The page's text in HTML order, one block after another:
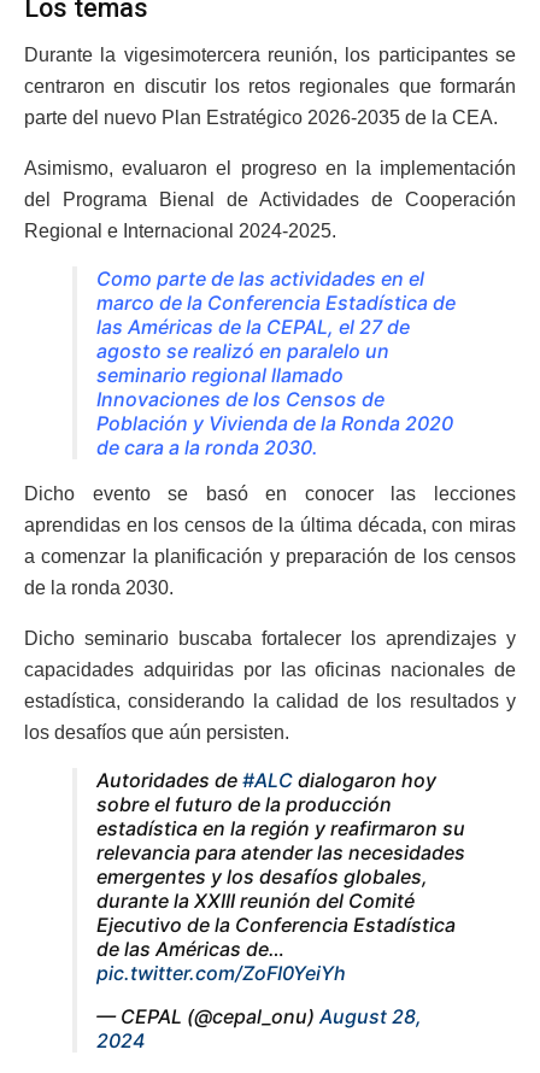
Los temas
Durante la vigesimotercera reunión, los participantes se
centraron en discutir los retos regionales que formarán
parte del nuevo Plan Estratégico 2026-2035 de la CEA.
Asimismo, evaluaron el progreso en la implementación
del Programa Bienal de Actividades de Cooperación
Regional e Internacional 2024-2025.
Como parte de las actividades en el
marco de la Conferencia Estadística de
las Américas de la CEPAL, el 27 de
agosto se realizó en paralelo un
seminario regional llamado
Innovaciones de los Censos de
Población y Vivienda de la Ronda 2020
de cara a la ronda 2030.
Dicho evento se basó en conocer las lecciones
aprendidas en los censos de la última década, con miras
a comenzar la planificación y preparación de los censos
de la ronda 2030.
Dicho seminario buscaba fortalecer los aprendizajes y
capacidades adquiridas por las oficinas nacionales de
estadística, considerando la calidad de los resultados y
los desafíos que aún persisten.
Autoridades de #ALC dialogaron hoy
sobre el futuro de la producción
estadística en la región y reafirmaron su
relevancia para atender las necesidades
emergentes y los desafíos globales,
durante la XXIII reunión del Comité
Ejecutivo de la Conferencia Estadística
de las Américas de…
pic.twitter.com/ZoFI0YeiYh
— CEPAL (@cepal_onu) August 28,
2024